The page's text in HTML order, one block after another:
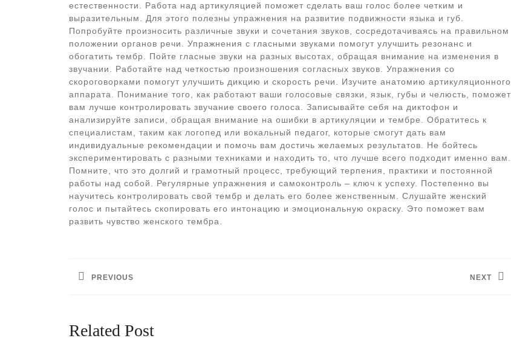
естественности. Работа над артикуляцией поможет сделать ваш голос более четким и
выразительным. Для этого полезны упражнения на развитие подвижности языка и губ.
Попробуйте произносить различные звуки и сочетания звуков, сосредотачиваясь на правильном
положении органов речи. Упражнения с гласными звуками помогут улучшить резонанс и
обогатить тембр. Пойте гласные звуки на разных высотах, обращая внимание на изменения в
звучании. Работайте над четкостью произношения согласных звуков. Упражнения со
скороговорками помогут улучшить дикцию и скорость речи. Изучите анатомию артикуляционного
аппарата. Понимание того, как работают ваши голосовые связки, язык, губы и челюсть, поможет
вам лучше контролировать звучание своего голоса. Записывайте себя на диктофон и
анализируйте записи, обращая внимание на ошибки в артикуляции и тембре. Обратитесь к
специалистам, таким как логопед или вокальный педагог, которые смогут дать вам
индивидуальные рекомендации и помочь вам достичь желаемых результатов. Не бойтесь
экспериментировать с разными техниками и находить то, что лучше всего подходит именно вам.
Помните, что это долгий и грамотный процесс, требующий терпения, практики и постоянной
работы над собой. Регулярные упражнения и самоконтроль – ключ к успеху. Постепенно вы
научитесь контролировать свой тембр и делать его более женственным. Слушайте женский
голос и пытайтесь скопировать его интонацию и эмоциональную окраску. Это поможет вам
развить чувство женского тембра.
по
PREVIOUS NEXT
Related Post